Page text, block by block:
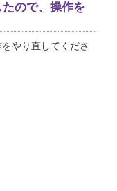
ので、操作を
やり直してくださ